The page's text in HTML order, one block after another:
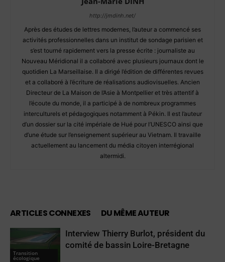
http://jmdinh.net/
Après des études de lettres modernes, l’auteur a commencé ses
activités professionnelles dans un institut de sondage parisien et
s’est tourné rapidement vers la presse écrite : journaliste au
Nouveau Méridional il a collaboré avec plusieurs journaux dont le
quotidien La Marseillaise. Il a dirigé l’édition de différentes revues
et a collaboré à l’écriture de réalisations audiovisuelles. Ancien
Directeur de La Maison de l’Asie à Montpellier et très attentif à
l’écoute du monde, il a participé à de nombreux programmes
interculturels et pédagogiques notamment à Pékin. Il est l’auteur
d’un dossier sur la cité impériale de Hué pour l’UNESCO ainsi que
d’une étude sur l’enseignement supérieur au Vietnam. Il travaille
actuellement au lancement du média citoyen interrégional
altermidi.
ARTICLES CONNEXES DU MÊME AUTEUR
Transition
écologique
Interview Thierry Burlot, président du
comité de bassin Loire-Bretagne